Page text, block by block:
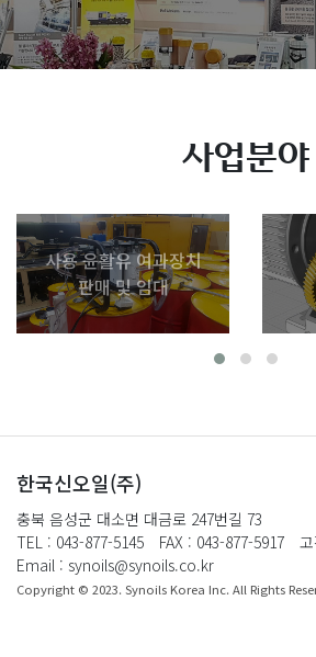
사업분야
사용 윤활유 여과장치
판매 및 임대
한국신오일(주)
충북 음성군 대소면 대금로 247번길 73
TEL : 043-877-5145
FAX : 043-877-5917
Email : synoils@synoils.co.kr
Copyright © 2023. Synoils Korea Inc. All Rights